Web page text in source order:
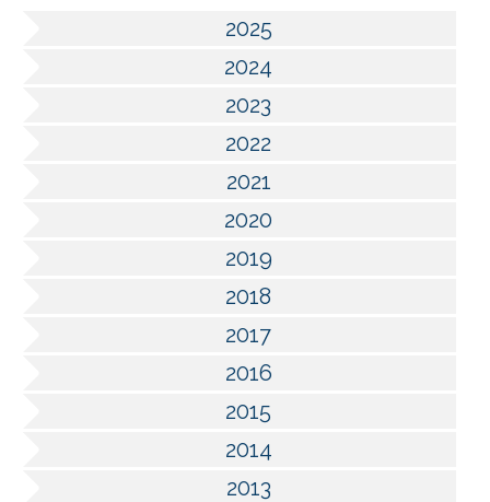
2025
2024
2023
2022
2021
2020
2019
2018
2017
2016
2015
2014
2013